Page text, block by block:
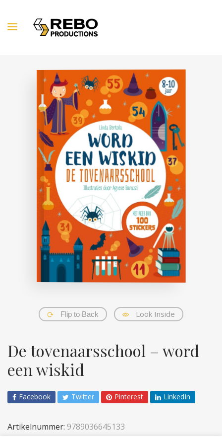
Flip to Back Look Inside
De tovenaarsschool – word
een wiskid
Facebook Twitter Pinterest LinkedIn
Artikelnummer: 9789036645133